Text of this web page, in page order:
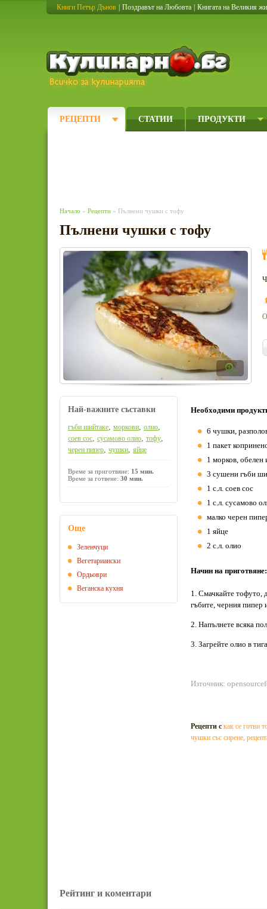
Книги Петър Дънов Поздравът на Любовта Книгата на Великия
РЕЦЕПТИ СТАТИИ ПРОДУКТИ
Начало » Рецепти » Пълнени чушки с тофу
Пълнени чушки с тофу
Необходими
6 чушки,
1 пакет
1 морков, обелен
3 сушени гъби
1 с.л. соев сос
1 с.л. сусамово
малко черен
1 яйце
2 с.л. олио
Начин на приготвяне:
1. Смачкайте тофуто,
гъбите, черния пипер
2. Напълнете всяка
3. Загрейте олио в
Източник:
Рецепти с как се готви
чушки със сирене,
Най-важните съставки
гъби шийтаке, моркови, олио,
соев сос, сусамово олио, тофу,
черен пипер, чушки, яйце
Време за приготвяне: 15 мин.
Време за готвене: 30 мин.
Още
Зеленчуци
Вегeтариански
Ордьоври
Веганска кухня
Рейтинг и коментари